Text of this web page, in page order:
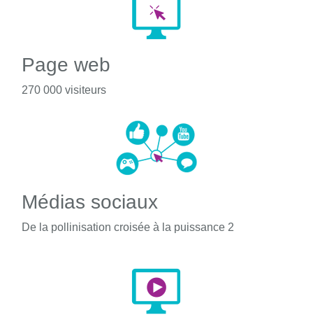
Page web
270 000 visiteurs
Médias sociaux
De la pollinisation croisée à la puissance 2